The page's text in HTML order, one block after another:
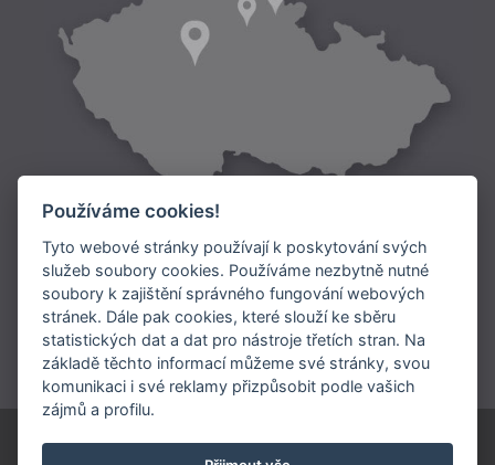
Doprava:
Platba:
© 1991-2026 ARIES, a.s.
Používáme cookies!
Tyto webové stránky používají k poskytování svých
služeb soubory cookies. Používáme nezbytně nutné
soubory k zajištění správného fungování webových
stránek. Dále pak cookies, které slouží ke sběru
statistických dat a dat pro nástroje třetích stran. Na
základě těchto informací můžeme své stránky, svou
komunikaci i své reklamy přizpůsobit podle vašich
zájmů a profilu.